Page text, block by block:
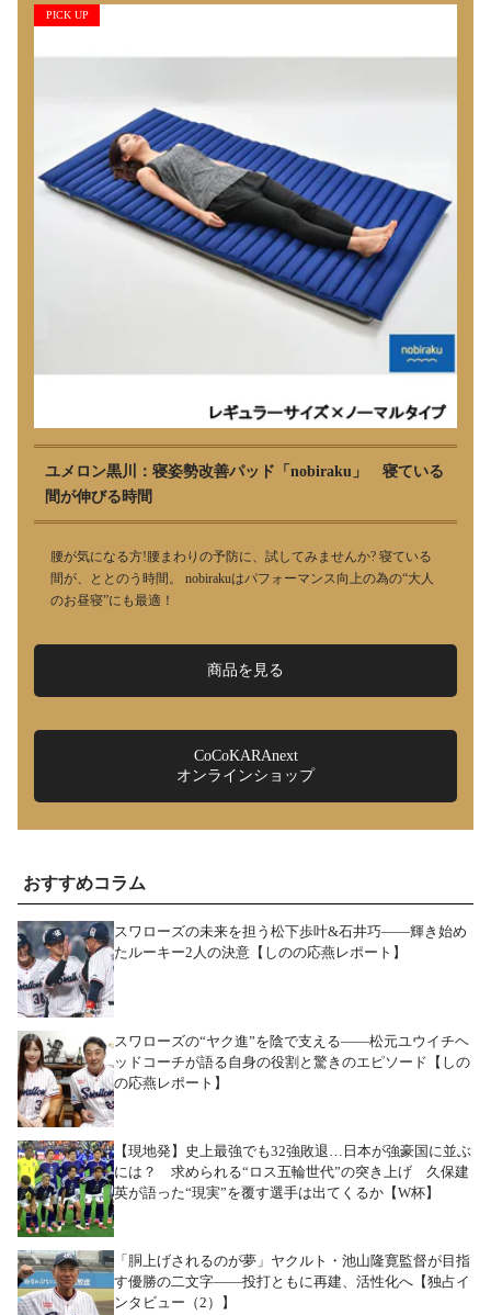
PICK UP
ユメロン黒川：寝姿勢改善パッド「nobiraku」 寝ている
間が伸びる時間
腰が気になる方!腰まわりの予防に、試してみませんか? 寝ている
間が、ととのう時間。 nobirakuはパフォーマンス向上の為の“大人
のお昼寝”にも最適！
商品を見る
CoCoKARAnext
オンラインショップ
おすすめコラム
スワローズの未来を担う松下歩叶&石井巧――輝き始め
たルーキー2人の決意【しのの応燕レポート】
スワローズの“ヤク進”を陰で支える――松元ユウイチヘ
ッドコーチが語る自身の役割と驚きのエピソード【しの
の応燕レポート】
【現地発】史上最強でも32強敗退…日本が強豪国に並ぶ
には？ 求められる“ロス五輪世代”の突き上げ 久保建
英が語った“現実”を覆す選手は出てくるか【W杯】
「胴上げされるのが夢」ヤクルト・池山隆寛監督が目指
す優勝の二文字――投打ともに再建、活性化へ【独占イ
ンタビュー（2）】